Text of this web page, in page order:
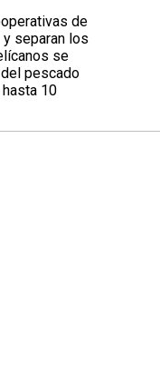
de
separan los
se
pescado
10